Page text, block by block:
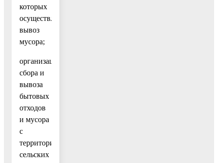
которых
осуществляется
вывоз
мусора;
организация
сбора и
вывоза
бытовых
отходов
и мусора
с
территории
сельских